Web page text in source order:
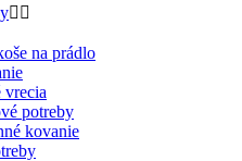
 
na prádlo
vrecia
potreby
kovanie